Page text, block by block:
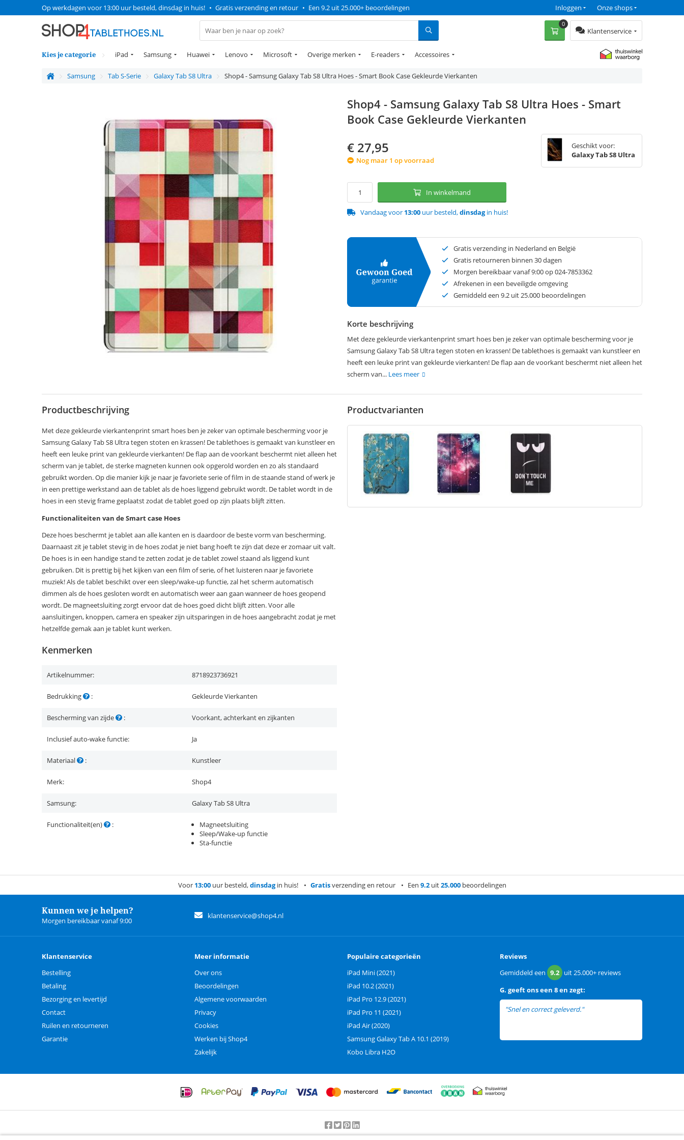
Op werkdagen voor 13:00 uur besteld, dinsdag in huis! • Gratis verzending en retour • Een 9.2 uit 25.000+ beoordelingen Onze shops
Inloggen
Klantenservice
0
Kies je categorie iPad Samsung Huawei Lenovo Microsoft Overige merken E-readers Accessoires
Samsung Tab S-Serie Galaxy Tab S8 Ultra Shop4 - Samsung Galaxy Tab S8 Ultra Hoes - Smart Book Case Gekleurde Vierkanten
Shop4 - Samsung Galaxy Tab S8 Ultra Hoes - Smart
Book Case Gekleurde Vierkanten
€ 27,95
Nog maar 1 op voorraad
Geschikt voor:
Galaxy Tab S8 Ultra
In winkelmand
Vandaag voor 13:00 uur besteld,dinsdagin huis!
Gratis verzending in Nederland en België
Gratis retourneren binnen 30 dagen
Morgen bereikbaar vanaf 9:00 op 024-7853362
Afrekenen in een beveiligde omgeving
Gemiddeld een 9.2 uit 25.000 beoordelingen
Korte beschrijving
Met deze gekleurde vierkantenprint smart hoes ben je zeker van optimale bescherming voor je
Samsung Galaxy Tab S8 Ultra tegen stoten en krassen! De tablethoes is gemaakt van kunstleer en
heeft een leuke print van gekleurde vierkanten! De flap aan de voorkant beschermt niet alleen het
scherm van... Lees meer
Productbeschrijving
Met deze gekleurde vierkantenprint smart hoes ben je zeker van optimale bescherming voor je
Samsung Galaxy Tab S8 Ultra tegen stoten en krassen! De tablethoes is gemaakt van kunstleer en
heeft een leuke print van gekleurde vierkanten! De flap aan de voorkant beschermt niet alleen het
scherm van je tablet, de sterke magneten kunnen ook opgerold worden en zo als standaard
gebruikt worden. Op die manier kijk je naar je favoriete serie of film in de staande stand of werk je
in een prettige werkstand aan de tablet als de hoes liggend gebruikt wordt. De tablet wordt in de
hoes in een stevig frame geplaatst zodat de tablet goed op zijn plaats blijft zitten.
Functionaliteiten van de Smart case Hoes
Deze hoes beschermt je tablet aan alle kanten en is daardoor de beste vorm van bescherming.
Daarnaast zit je tablet stevig in de hoes zodat je niet bang hoeft te zijn dat deze er zomaar uit valt.
De hoes is in een handige stand te zetten zodat je de tablet zowel staand als liggend kunt
gebruiken. Dit is prettig bij het kijken van een film of serie, of het luisteren naar je favoriete
muziek! Als de tablet beschikt over een sleep/wake-up functie, zal het scherm automatisch
dimmen als de hoes gesloten wordt en automatisch weer aan gaan wanneer de hoes geopend
wordt. De magneetsluiting zorgt ervoor dat de hoes goed dicht blijft zitten. Voor alle
aansluitingen, knoppen, camera en speaker zijn uitsparingen in de hoes aangebracht zodat je met
hetzelfde gemak aan je tablet kunt werken.
Kenmerken
Artikelnummer: 8718923736921
Bedrukking : Gekleurde Vierkanten
Bescherming van zijde : Voorkant, achterkant en zijkanten
Inclusief auto-wake functie: Ja
Materiaal : Kunstleer
Merk: Shop4
Samsung: Galaxy Tab S8 Ultra
Functionaliteit(en) :
Magneetsluiting
Sleep/Wake-up functie
Sta-functie
Productvarianten
Voor 13:00uur besteld,dinsdagin huis! Gratisverzending en retour Een 9.2uit25.000beoordelingen
Kunnen we je helpen?
Morgen bereikbaar vanaf 9:00
klantenservice@shop4.nl
Klantenservice
Bestelling
Betaling
Bezorging en levertijd
Contact
Ruilen en retourneren
Garantie
Meer informatie
Over ons
Beoordelingen
Algemene voorwaarden
Privacy
Cookies
Werken bij Shop4
Zakelijk
Populaire categorieën
iPad Mini (2021)
iPad 10.2 (2021)
iPad Pro 12.9 (2021)
iPad Pro 11 (2021)
iPad Air (2020)
Samsung Galaxy Tab A 10.1 (2019)
Kobo Libra H2O
Reviews
Gemiddeld een 9.2 uit25.000+ reviews
G. geeft ons een 8 en zegt:
"Snel en correct geleverd."